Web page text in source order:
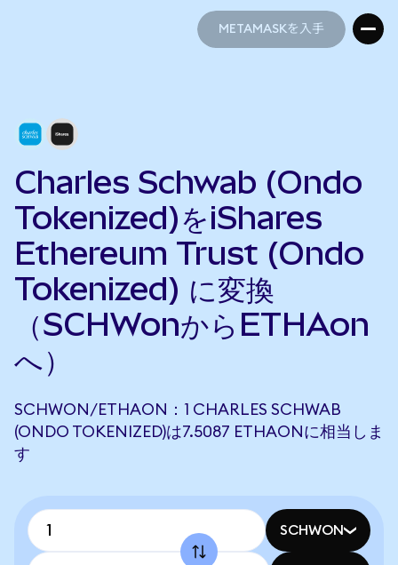
METAMASKを入手
Charles Schwab (Ondo
Tokenized)をiShares
Ethereum Trust (Ondo
Tokenized) に変換
（SCHWonからETHAon
へ）
SCHWON/ETHAON：1 CHARLES SCHWAB
(ONDO TOKENIZED)は7.5087 ETHAONに相当しま
す
SCHWON